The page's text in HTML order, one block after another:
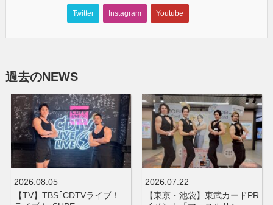
Twitter Instagram Youtube
過去のNEWS
2026.08.05
【TV】TBS｢CDTVライブ！
2026.07.22
【東京・池袋】東武カードPR